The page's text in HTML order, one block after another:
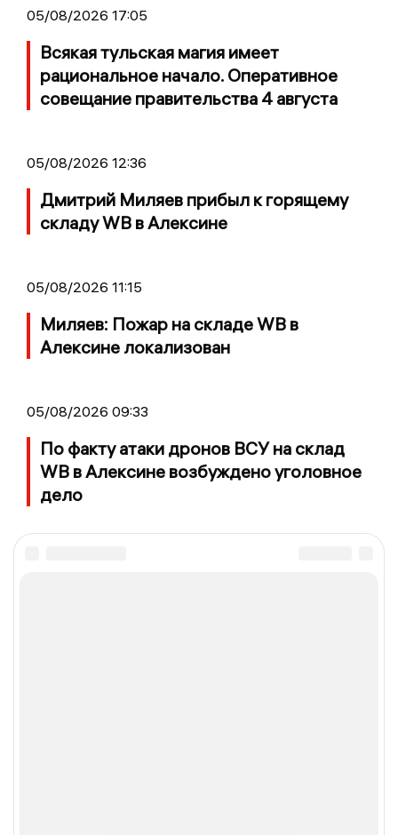
05/08/2026 17:05
Всякая тульская магия имеет
рациональное начало. Оперативное
совещание правительства 4 августа
05/08/2026 12:36
Дмитрий Миляев прибыл к горящему
складу WB в Алексине
05/08/2026 11:15
Миляев: Пожар на складе WB в
Алексине локализован
05/08/2026 09:33
По факту атаки дронов ВСУ на склад
WB в Алексине возбуждено уголовное
дело